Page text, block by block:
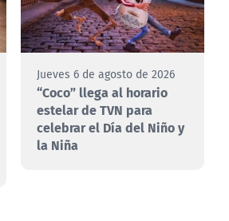
Jueves 6 de agosto de 2026
“Coco” llega al horario
estelar de TVN para
celebrar el Día del Niño y
la Niña